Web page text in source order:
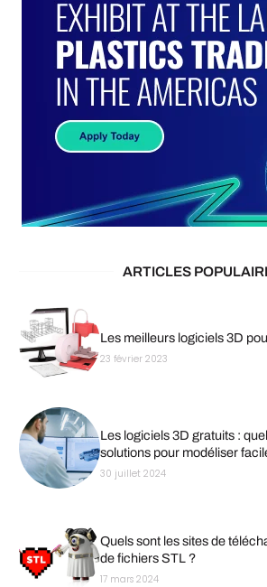
ARTICLES
Les meilleurs logiciels 3D
23 février 2023
Les logiciels 3D gratuits :
solutions pour modéliser
30 juillet 2024
Quels sont les sites de
de fichiers STL ?
17 mars 2024